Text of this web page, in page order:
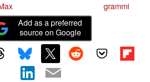
grammi
Add as a preferred
source on Google